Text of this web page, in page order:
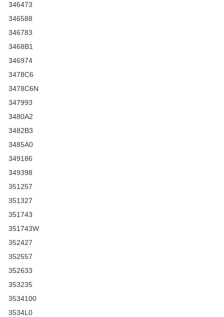
346473
346588
346783
3468B1
346974
3478C6
3478C6N
347993
3480A2
3482B3
3485A0
349186
349398
351257
351327
351743
351743W
352427
352557
352633
353235
3534100
3534L0